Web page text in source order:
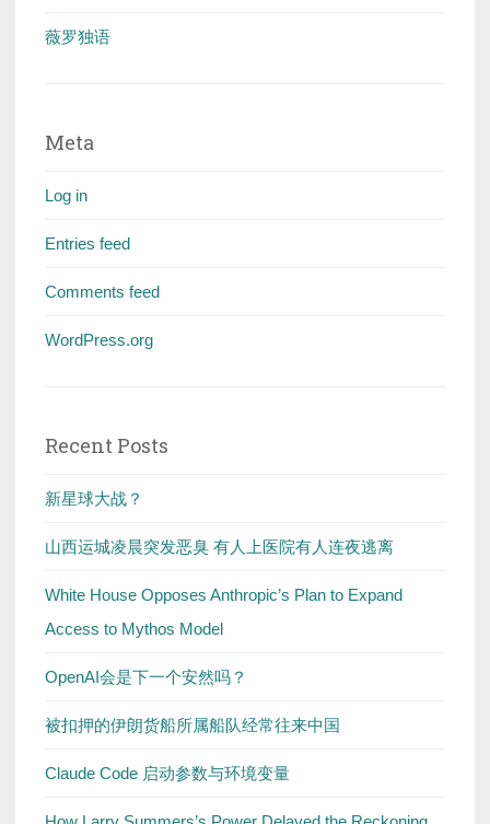
薇罗独语
Meta
Log in
Entries feed
Comments feed
WordPress.org
Recent Posts
新星球大战？
山西运城凌晨突发恶臭 有人上医院有人连夜逃离
White House Opposes Anthropic’s Plan to Expand
Access to Mythos Model
OpenAI会是下一个安然吗？
被扣押的伊朗货船所属船队经常往来中国
Claude Code 启动参数与环境变量